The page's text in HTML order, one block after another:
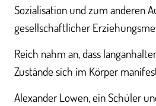
Sozialisation und zum anderen
gesellschaftlicher
Reich nahm an, dass
Zustände sich im Körper
Alexander Lowen, ein Schüler